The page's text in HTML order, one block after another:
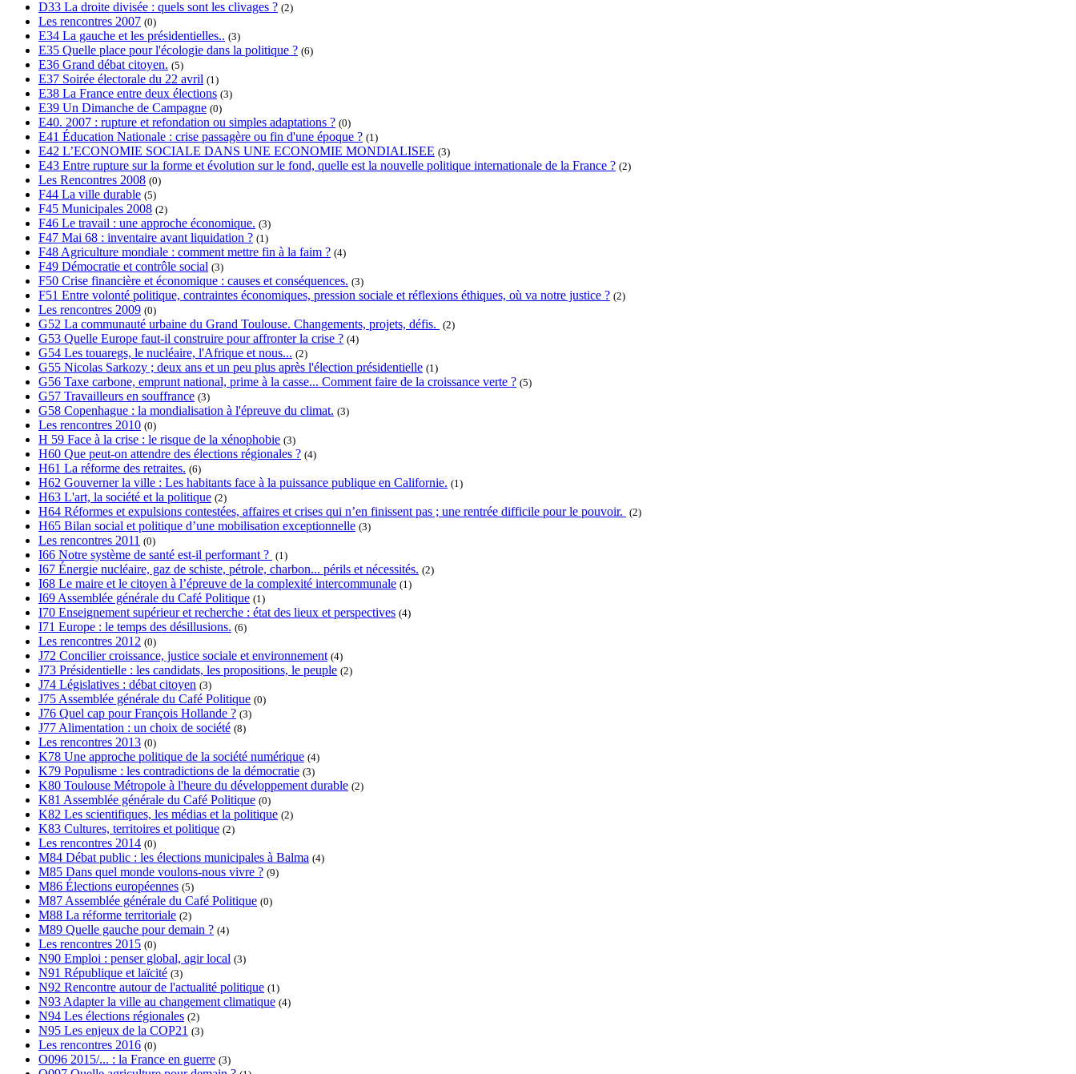
D33 La droite divisée : quels sont les clivages ? (2)
Les rencontres 2007 (0)
E34 La gauche et les présidentielles.. (3)
E35 Quelle place pour l'écologie dans la politique ? (6)
E36 Grand débat citoyen. (5)
E37 Soirée électorale du 22 avril (1)
E38 La France entre deux élections (3)
E39 Un Dimanche de Campagne (0)
E40. 2007 : rupture et refondation ou simples adaptations ? (0)
E41 Éducation Nationale : crise passagère ou fin d'une époque ? (1)
E42 L’ECONOMIE SOCIALE DANS UNE ECONOMIE MONDIALISEE (3)
E43 Entre rupture sur la forme et évolution sur le fond, quelle est la nouvelle politique internationale de la France ? (2)
Les Rencontres 2008 (0)
F44 La ville durable (5)
F45 Municipales 2008 (2)
F46 Le travail : une approche économique. (3)
F47 Mai 68 : inventaire avant liquidation ? (1)
F48 Agriculture mondiale : comment mettre fin à la faim ? (4)
F49 Démocratie et contrôle social (3)
F50 Crise financière et économique : causes et conséquences. (3)
F51 Entre volonté politique, contraintes économiques, pression sociale et réflexions éthiques, où va notre justice ? (2)
Les rencontres 2009 (0)
G52 La communauté urbaine du Grand Toulouse. Changements, projets, défis. (2)
G53 Quelle Europe faut-il construire pour affronter la crise ? (4)
G54 Les touaregs, le nucléaire, l'Afrique et nous... (2)
G55 Nicolas Sarkozy ; deux ans et un peu plus après l'élection présidentielle (1)
G56 Taxe carbone, emprunt national, prime à la casse... Comment faire de la croissance verte ? (5)
G57 Travailleurs en souffrance (3)
G58 Copenhague : la mondialisation à l'épreuve du climat. (3)
Les rencontres 2010 (0)
H 59 Face à la crise : le risque de la xénophobie (3)
H60 Que peut-on attendre des élections régionales ? (4)
H61 La réforme des retraites. (6)
H62 Gouverner la ville : Les habitants face à la puissance publique en Californie. (1)
H63 L'art, la société et la politique (2)
H64 Réformes et expulsions contestées, affaires et crises qui n’en finissent pas ; une rentrée difficile pour le pouvoir. (2)
H65 Bilan social et politique d’une mobilisation exceptionnelle (3)
Les rencontres 2011 (0)
I66 Notre système de santé est-il performant ? (1)
I67 Énergie nucléaire, gaz de schiste, pétrole, charbon... périls et nécessités. (2)
I68 Le maire et le citoyen à l’épreuve de la complexité intercommunale (1)
I69 Assemblée générale du Café Politique (1)
I70 Enseignement supérieur et recherche : état des lieux et perspectives (4)
I71 Europe : le temps des désillusions. (6)
Les rencontres 2012 (0)
J72 Concilier croissance, justice sociale et environnement (4)
J73 Présidentielle : les candidats, les propositions, le peuple (2)
J74 Législatives : débat citoyen (3)
J75 Assemblée générale du Café Politique (0)
J76 Quel cap pour François Hollande ? (3)
J77 Alimentation : un choix de société (8)
Les rencontres 2013 (0)
K78 Une approche politique de la société numérique (4)
K79 Populisme : les contradictions de la démocratie (3)
K80 Toulouse Métropole à l'heure du développement durable (2)
K81 Assemblée générale du Café Politique (0)
K82 Les scientifiques, les médias et la politique (2)
K83 Cultures, territoires et politique (2)
Les rencontres 2014 (0)
M84 Débat public : les élections municipales à Balma (4)
M85 Dans quel monde voulons-nous vivre ? (9)
M86 Élections européennes (5)
M87 Assemblée générale du Café Politique (0)
M88 La réforme territoriale (2)
M89 Quelle gauche pour demain ? (4)
Les rencontres 2015 (0)
N90 Emploi : penser global, agir local (3)
N91 République et laïcité (3)
N92 Rencontre autour de l'actualité politique (1)
N93 Adapter la ville au changement climatique (4)
N94 Les élections régionales (2)
N95 Les enjeux de la COP21 (3)
Les rencontres 2016 (0)
O096 2015/... : la France en guerre (3)